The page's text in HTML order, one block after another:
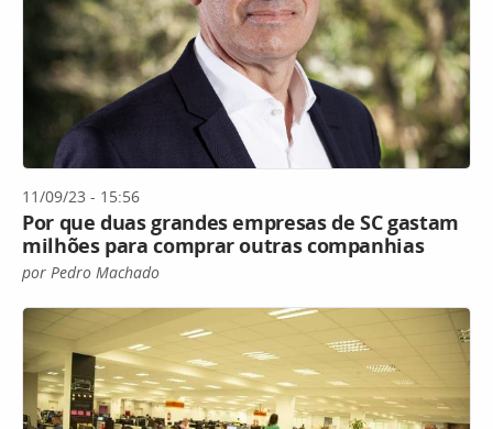
11/09/23 - 15:56
Por que duas grandes empresas de SC gastam
milhões para comprar outras companhias
por Pedro Machado